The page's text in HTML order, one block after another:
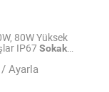
80W Yüksek
IP67Sokak
LEDSokak
/ Ayarla
Ltd.